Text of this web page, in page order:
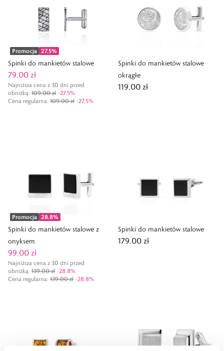
Promocja 27,5%
Spinki do mankietów stalowe
79,00 zł
Najniższa cena z 30 dni przed
obniżką: 109,00 zł -27,5%
Cena regularna: 109,00 zł -27,5%
Spinki do mankietów stalowe
okrągłe
119,00 zł
Promocja 28,8%
Spinki do mankietów stalowe z
onyksem
99,00 zł
Najniższa cena z 30 dni przed
obniżką: 139,00 zł -28,8%
Cena regularna: 139,00 zł -28,8%
Spinki do mankietów stalowe
179,00 zł